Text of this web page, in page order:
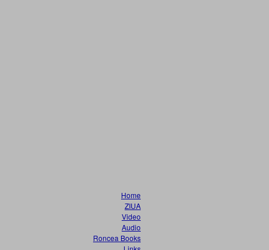
Home
ZIUA
Video
Audio
Roncea Books